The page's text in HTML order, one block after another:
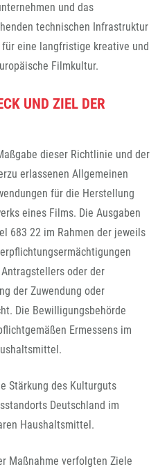
und das
technischen Infrastruktur
eine langfristige kreative und
Filmkultur.
UND ZIEL DER
dieser Richtlinie und der
erlassenen Allgemeinen
für die Herstellung
eines Films. Die Ausgaben
683 22 im Rahmen der jeweils
oder der
der Zuwendung oder
Die Bewilligungsbehörde
Ermessens im
Stärkung des Kulturguts
Deutschland im
Haushaltsmittel.
Maßnahme verfolgten Ziele